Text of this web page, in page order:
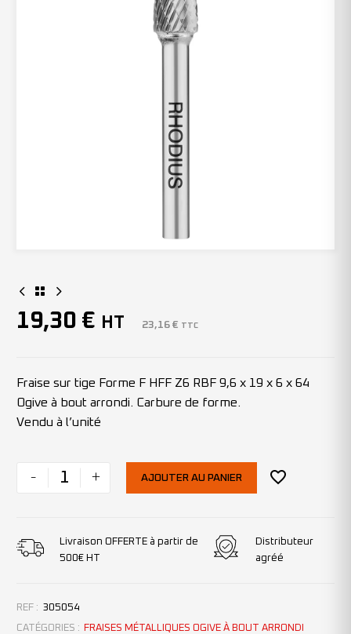
19,30 € HT 23,16 € TTC
Fraise sur tige Forme F HFF Z6 RBF 9,6 x 19 x 6 x 64
Ogive à bout arrondi. Carbure de forme.
Vendu à l’unité
- + AJOUTER AU PANIER
Livraison OFFERTE à partir de
500€ HT
Distributeur
agréé
REF : 305054
CATÉGORIES :
FRAISES MÉTALLIQUES OGIVE À BOUT ARRONDI